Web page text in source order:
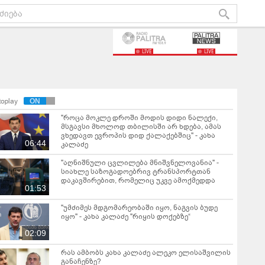
LIVE LIVE
06:44
"როცა მოკლე დროში მოდის დიდი ნალექი,
მსგავსი მხოლოდ თბილისში არ ხდება, ამას
ვხედავთ ევროპის დიდ ქალაქებშიც" - კახა
კალაძე
01:53
"აღნიშნული ცვლილება მნიშვნელოვანია" -
სიახლე საზოგადოებრივ ტრანსპორტთან
დაკავშირებით, რომელიც უკვე ამოქმედდა
02:09
"უმძიმეს მდგომარეობაში იყო, ნაგვის ბუდე
იყო" - კახა კალაძე "რი­ყის დო­ქე­ბზე“
რას ამბობს კახა კალაძე ალეკო ელისაშვილის
განაჩენზე?